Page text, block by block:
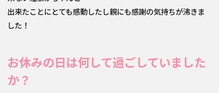
出来たことにとても感動したし親にも感謝の気持ちが沸きま
した！
お休みの日は何して過ごしていました
か？